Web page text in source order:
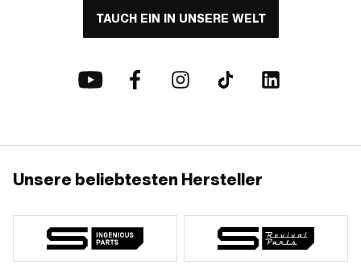
TAUCH EIN IN UNSERE WELT
Unsere beliebtesten Hersteller